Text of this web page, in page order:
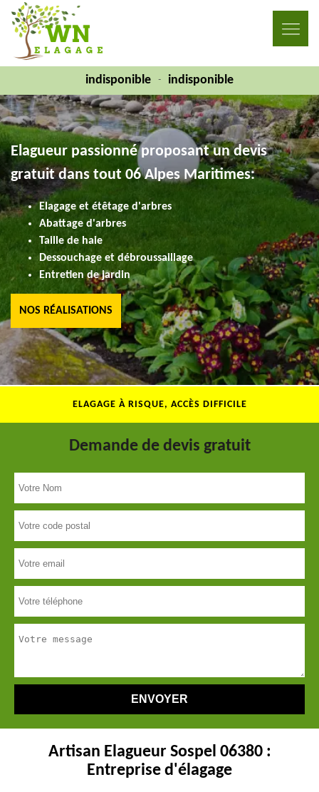
indisponible - indisponible
Elagueur passionné proposant un devis
gratuit dans tout 06 Alpes Maritimes:
Elagage et étêtage d'arbres
Abattage d'arbres
Taille de haie
Dessouchage et débroussaillage
Entretien de jardin
NOS RÉALISATIONS
ELAGAGE À RISQUE, ACCÈS DIFFICILE
Demande de devis gratuit
Artisan Elagueur Sospel 06380 :
Entreprise d'élagage